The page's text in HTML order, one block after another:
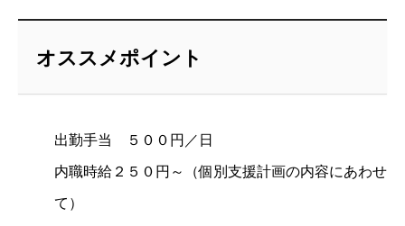
オススメポイント
出勤手当 ５００円／日
内職時給２５０円～（個別支援計画の内容にあわせ
て）